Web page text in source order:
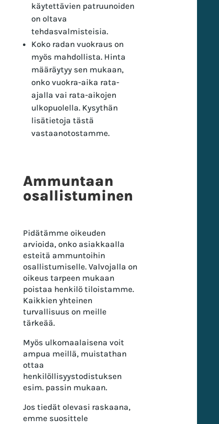
käytettävien patruunoiden
on oltava
tehdasvalmisteisia.
Koko radan vuokraus on
myös mahdollista. Hinta
määräytyy sen mukaan,
onko vuokra-aika rata-
ajalla vai rata-aikojen
ulkopuolella. Kysythän
lisätietoja tästä
vastaanotostamme.
Ammuntaan
osallistuminen
Pidätämme oikeuden
arvioida, onko asiakkaalla
esteitä ammuntoihin
osallistumiselle. Valvojalla on
oikeus tarpeen mukaan
poistaa henkilö tiloistamme.
Kaikkien yhteinen
turvallisuus on meille
tärkeää.
Myös ulkomaalaisena voit
ampua meillä, muistathan
ottaa
henkilöllisyystodistuksen
esim. passin mukaan.
Jos tiedät olevasi raskaana,
emme suosittele